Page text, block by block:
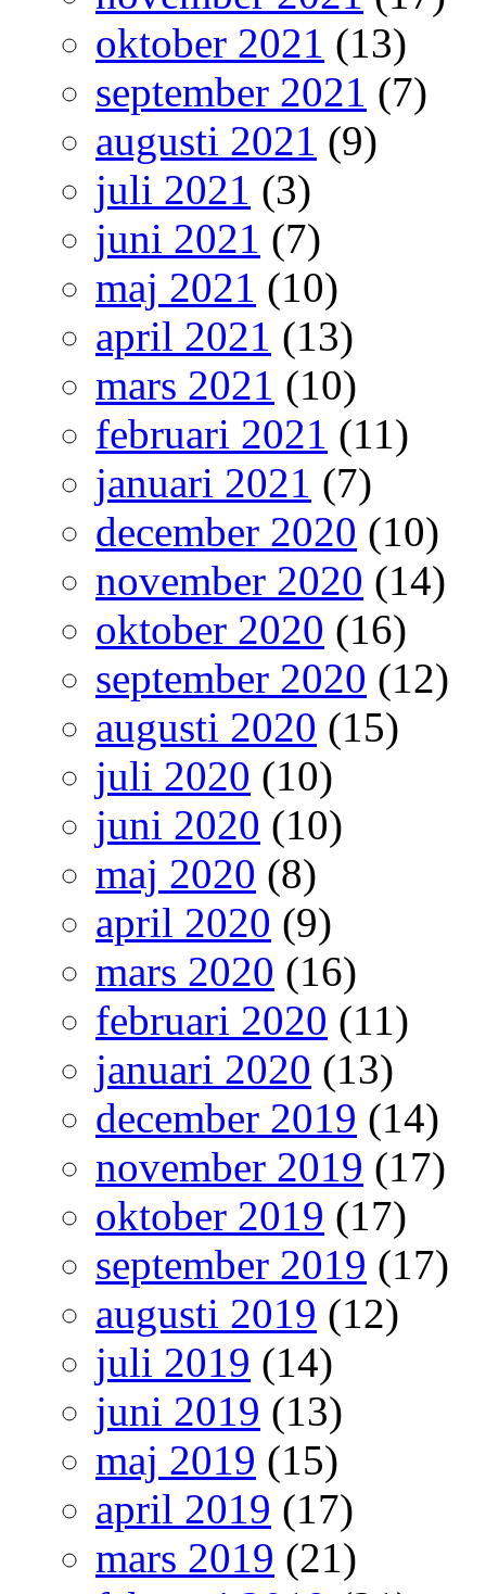
oktober 2021 (13)
september 2021 (7)
augusti 2021 (9)
juli 2021 (3)
juni 2021 (7)
maj 2021 (10)
april 2021 (13)
mars 2021 (10)
februari 2021 (11)
januari 2021 (7)
december 2020 (10)
november 2020 (14)
oktober 2020 (16)
september 2020 (12)
augusti 2020 (15)
juli 2020 (10)
juni 2020 (10)
maj 2020 (8)
april 2020 (9)
mars 2020 (16)
februari 2020 (11)
januari 2020 (13)
december 2019 (14)
november 2019 (17)
oktober 2019 (17)
september 2019 (17)
augusti 2019 (12)
juli 2019 (14)
juni 2019 (13)
maj 2019 (15)
april 2019 (17)
mars 2019 (21)